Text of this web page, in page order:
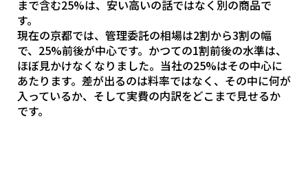
まで含む25%は、安い高いの話ではなく別の商品で
す。
現在の京都では、管理委託の相場は2割から3割の幅
で、25%前後が中心です。かつての1割前後の水準は、
ほぼ見かけなくなりました。当社の25%はその中心に
あたります。差が出るのは料率ではなく、その中に何が
入っているか、そして実費の内訳をどこまで見せるか
です。